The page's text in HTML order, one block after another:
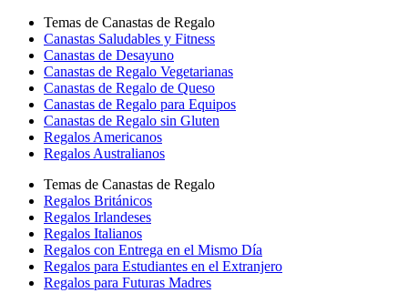
Temas de Canastas de Regalo
Canastas Saludables y Fitness
Canastas de Desayuno
Canastas de Regalo Vegetarianas
Canastas de Regalo de Queso
Canastas de Regalo para Equipos
Canastas de Regalo sin Gluten
Regalos Americanos
Regalos Australianos
Temas de Canastas de Regalo
Regalos Británicos
Regalos Irlandeses
Regalos Italianos
Regalos con Entrega en el Mismo Día
Regalos para Estudiantes en el Extranjero
Regalos para Futuras Madres